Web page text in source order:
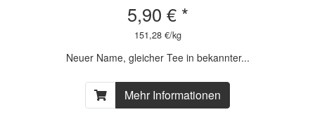
5,90 € *
151,28 €/kg
Neuer Name, gleicher Tee in bekannter...
Mehr Informationen